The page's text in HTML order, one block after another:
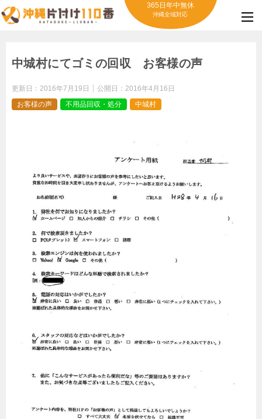
365日年中無休
沖縄全域対応
中城村にてゴミの回収 お客様の声
更新日： 2016年7月19日 公開日： 2016年4月16日
お客様の声
不用品回収・処分 中城村